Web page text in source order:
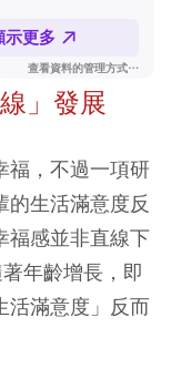
」發展
福，不過一項研
的生活滿意度反
福感並非直線下
年齡增長，即
活滿意度」反而